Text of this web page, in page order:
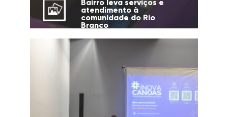
Bairro leva serviços e
atendimento à
comunidade do Rio
Branco